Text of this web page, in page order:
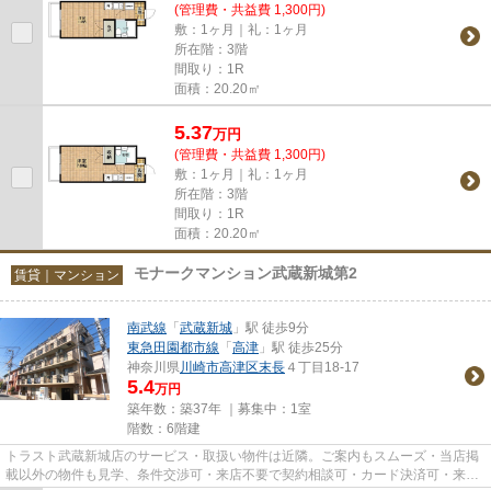
(管理費・共益費 1,300円)
敷：1ヶ月｜礼：1ヶ月
所在階：3階
間取り：1R
面積：20.20㎡
5.37万円
(管理費・共益費 1,300円)
敷：1ヶ月｜礼：1ヶ月
所在階：3階
間取り：1R
面積：20.20㎡
賃貸｜マンション モナークマンション武蔵新城第2
南武線 「武蔵新城 」駅 徒歩9分
東急田園都市線 「高津 」駅 徒歩25分
神奈川県川崎市高津区末長 ４丁目18-17
5.4万円
築年数：築37年 ｜募集中： 1室
階数：6階建
トラスト武蔵新城店のサービス・取扱い物件は近隣。ご案内もスムーズ・当店掲
載以外の物件も見学、条件交渉可・来店不要で契約相談可・カード決済可・来店